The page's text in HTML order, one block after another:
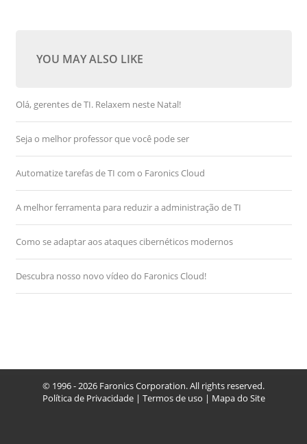
YOU MAY ALSO LIKE
Olá, gerentes de TI. Relaxem neste Natal!
Seja o melhor professor que você pode ser
Automatize tarefas de TI com o Faronics Cloud
A melhor ferramenta para reduzir a administração de TI
Como se adaptar aos ataques cibernéticos modernos
Descubra nosso novo vídeo do Faronics Cloud!
© 1996 - 2026 Faronics Corporation. All rights reserved.
Política de Privacidade| Termos de uso | Mapa do Site